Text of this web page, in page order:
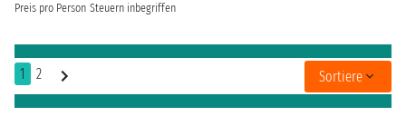
Preis pro Person Steuern inbegriffen
1 2 Sortiere